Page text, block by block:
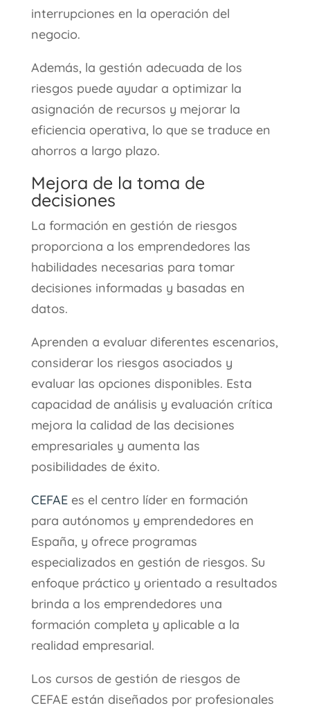
interrupciones en la operación del
negocio.
Además, la gestión adecuada de los
riesgos puede ayudar a optimizar la
asignación de recursos y mejorar la
eficiencia operativa, lo que se traduce en
ahorros a largo plazo.
Mejora de la toma de
decisiones
La formación en gestión de riesgos
proporciona a los emprendedores las
habilidades necesarias para tomar
decisiones informadas y basadas en
datos.
Aprenden a evaluar diferentes escenarios,
considerar los riesgos asociados y
evaluar las opciones disponibles. Esta
capacidad de análisis y evaluación crítica
mejora la calidad de las decisiones
empresariales y aumenta las
posibilidades de éxito.
CEFAEes el centro líder en formación
para autónomos y emprendedores en
España, y ofrece programas
especializados en gestión de riesgos. Su
enfoque práctico y orientado a resultados
brinda a los emprendedores una
formación completa y aplicable a la
realidad empresarial.
Los cursos de gestión de riesgos de
CEFAE están diseñados por profesionales